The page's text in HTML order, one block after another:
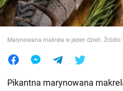
Świat
Jedzenie
Marynowana makrela w jeden dzień.
Pikantna marynowana